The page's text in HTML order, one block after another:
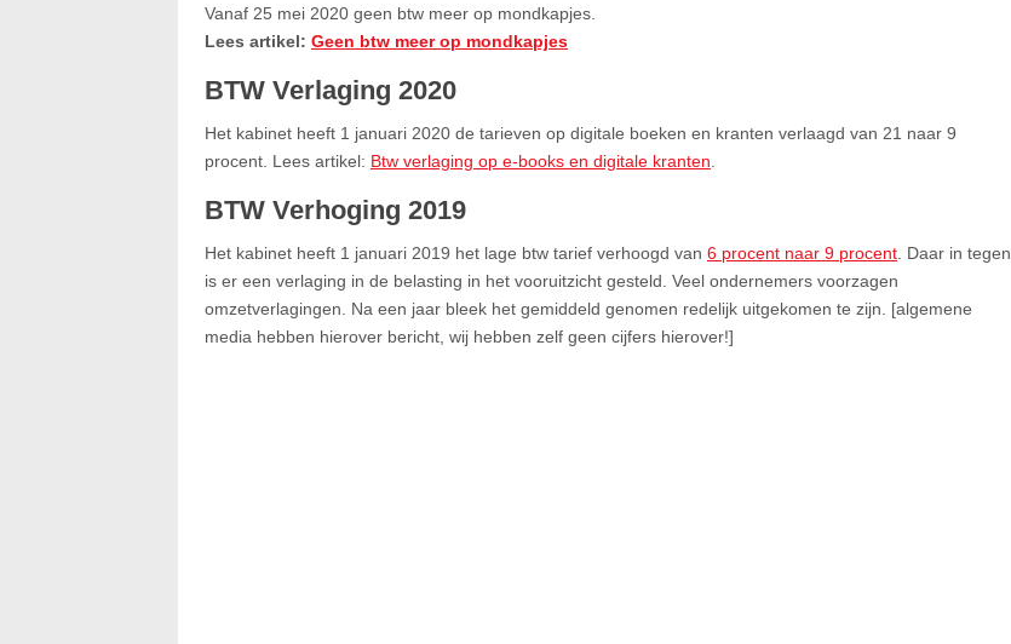
Vanaf 25 mei 2020 geen btw meer op mondkapjes.
Lees artikel: Geen btw meer op mondkapjes
BTW Verlaging 2020
Het kabinet heeft 1 januari 2020 de tarieven op digitale boeken en kranten verlaagd van 21 naar 9
procent. Lees artikel: Btw verlaging op e-books en digitale kranten
BTW Verhoging 2019
Het kabinet heeft 1 januari 2019 het lage btw tarief verhoogd van 6 procent naar 9 procent . Daar in tegen
is er een verlaging in de belasting in het vooruitzicht gesteld. Veel ondernemers voorzagen
omzetverlagingen. Na een jaar bleek het gemiddeld genomen redelijk uitgekomen te zijn. [algemene
media hebben hierover bericht, wij hebben zelf geen cijfers hierover!]